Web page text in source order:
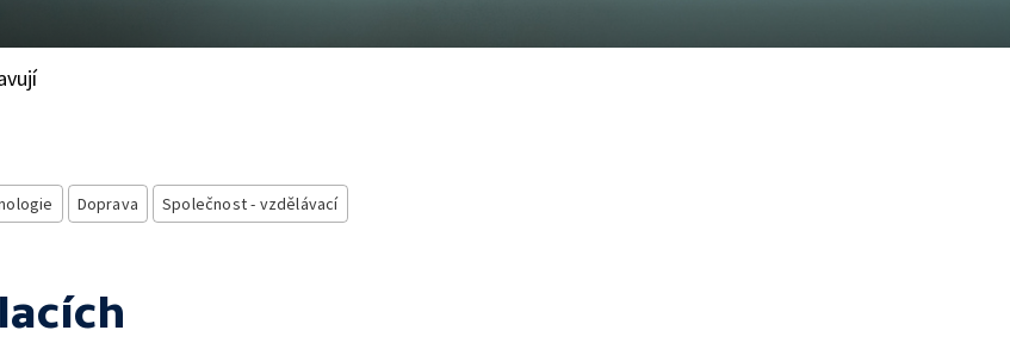
Doprava Společnost - vzdělávací